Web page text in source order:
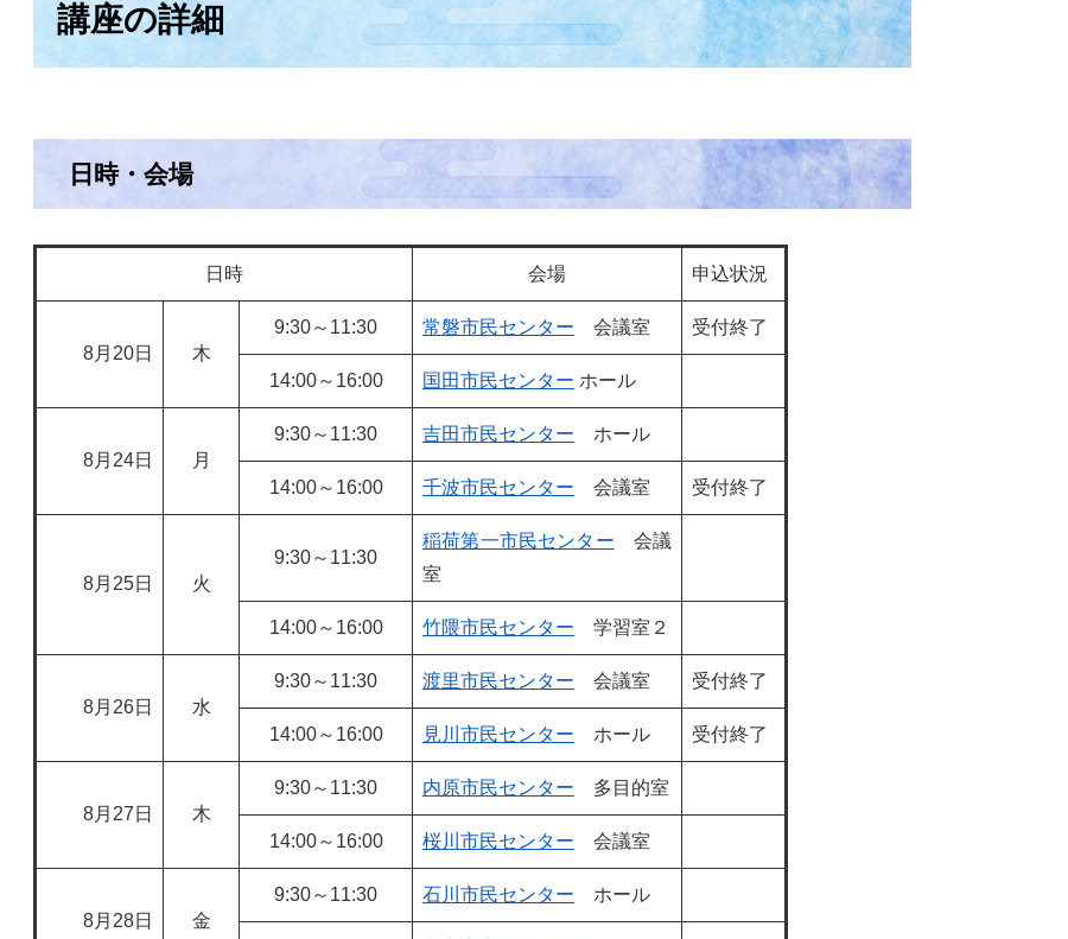
講座の詳細
日時・会場
日時 会場 申込状況
8月20日 木
9:30～11:30 常磐市民センター 会議室 受付終了
14:00～16:00 国田市民センター ホール
8月24日 月
9:30～11:30 吉田市民センター ホール
14:00～16:00 千波市民センター 会議室 受付終了
8月25日 火
9:30～11:30
稲荷第一市民センター 会議
室
14:00～16:00 竹隈市民センター 学習室２
8月26日 水
9:30～11:30 渡里市民センター 会議室 受付終了
14:00～16:00 見川市民センター ホール 受付終了
8月27日 木
9:30～11:30 内原市民センター 多目的室
14:00～16:00 桜川市民センター 会議室
8月28日 金
9:30～11:30 石川市民センター ホール